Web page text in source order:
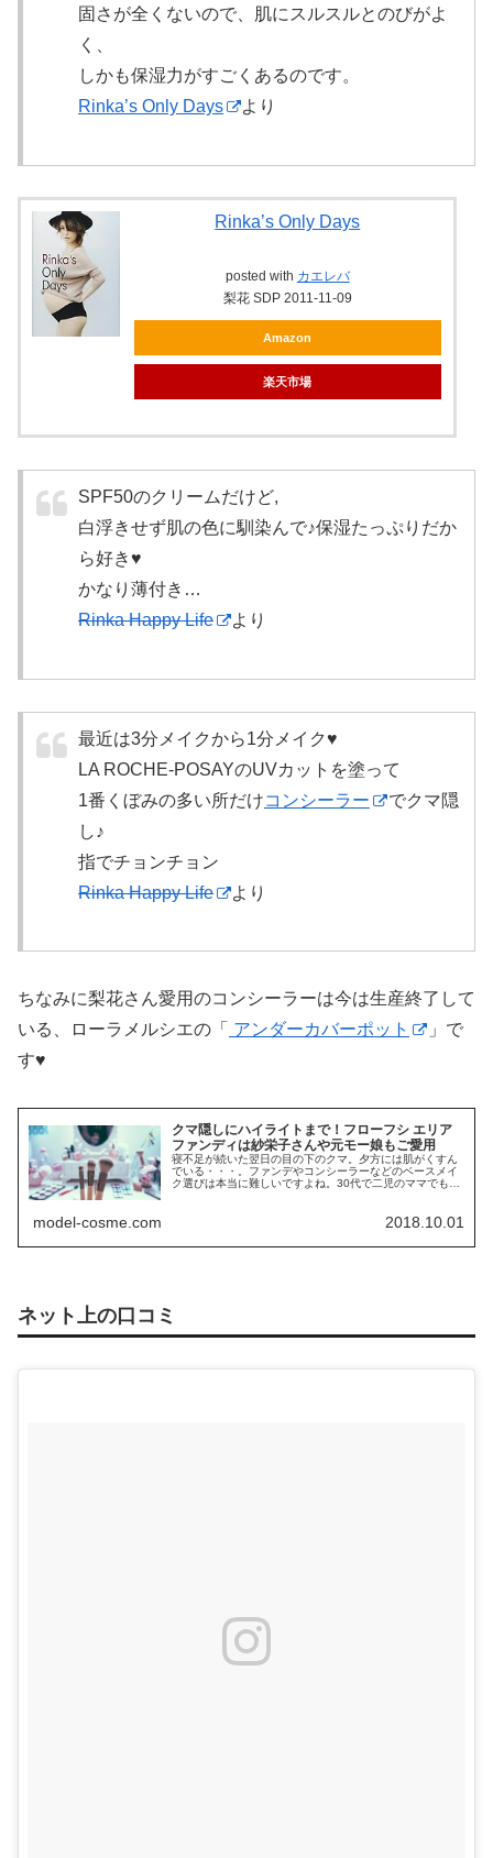
固さが全くないので、肌にスルスルとのびがよ
く、
しかも保湿力がすごくあるのです。
Rinka’s Only Days
より
Rinka’s Only Days
posted with カエレバ
梨花 SDP 2011-11-09
Amazon
楽天市場
SPF50のクリームだけど,
白浮きせず肌の色に馴染んで♪保湿たっぷりだか
ら好き♥
かなり薄付き…
Rinka Happy Life
より
最近は3分メイクから1分メイク♥
LA ROCHE-POSAYのUVカットを塗って
1番くぼみの多い所だけコンシーラー
でクマ隠
し♪
指でチョンチョン
Rinka Happy Life
より
ちなみに梨花さん愛用のコンシーラーは今は生産終了して
いる、ローラメルシエの「
アンダーカバーポット
」で
す♥
クマ隠しにハイライトまで！フローフシ エリア
ファンディは紗栄子さんや元モー娘もご愛用
寝不足が続いた翌日の目の下のクマ。夕方には肌がくすん
でいる・・・。ファンデやコンシーラーなどのベースメイ
ク選びは本当に難しいですよね。30代で二児のママでも、
model-cosme.com 2018.10.01
ネット上の口コミ